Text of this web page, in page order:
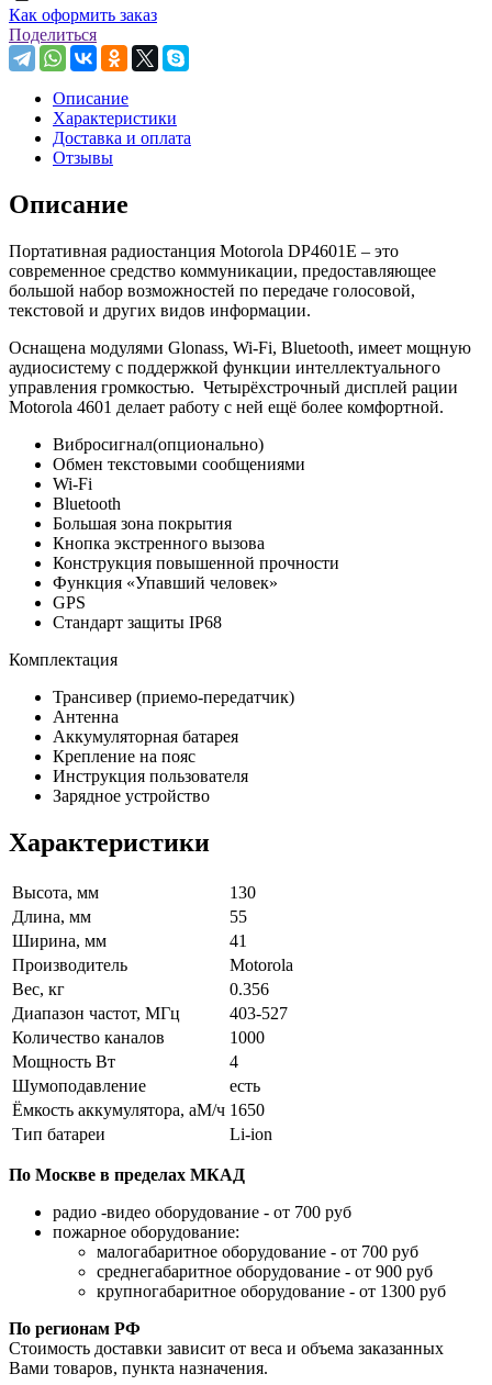
Как оформить заказ
Поделиться
Описание
Характеристики
Доставка и оплата
Отзывы
Описание
Портативная радиостанция Motorola DP4601E – это
современное средство коммуникации, предоставляющее
большой набор возможностей по передаче голосовой,
текстовой и других видов информации.
Оснащена модулями Glonass, Wi-Fi, Bluetooth, имеет мощную
аудиосистему с поддержкой функции интеллектуального
управления громкостью. Четырёхстрочный дисплей рации
Motorola 4601 делает работу с ней ещё более комфортной.
Вибросигнал(опционально)
Обмен текстовыми сообщениями
Wi-Fi
Bluetooth
Большая зона покрытия
Кнопка экстренного вызова
Конструкция повышенной прочности
Функция «Упавший человек»
GPS
Стандарт защиты IP68
Комплектация
Трансивер (приемо-передатчик)
Антенна
Аккумуляторная батарея
Крепление на пояс
Инструкция пользователя
Зарядное устройство
Характеристики
Высота, мм
130
Длина, мм
55
Ширина, мм
41
Производитель
Motorola
Вес, кг
0.356
Диапазон частот, МГц
403-527
Количество каналов
1000
Мощность Вт
4
Шумоподавление
есть
Ёмкость аккумулятора, аМ/ч 1650
Тип батареи
Li-ion
По Москве в пределах МКАД
радио -видео оборудование - от 700 руб
пожарное оборудование:
малогабаритное оборудование - от 700 руб
среднегабаритное оборудование - от 900 руб
крупногабаритное оборудование - от 1300 руб
По регионам РФ
Стоимость доставки зависит от веса и объема заказанных
Вами товаров, пункта назначения.